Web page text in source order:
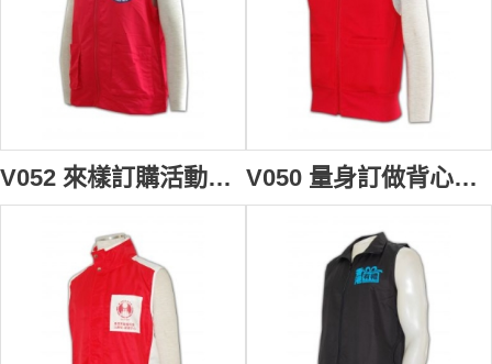
V052 來樣訂購活動背心外套 訂做推廣背心褸 拉鏈背心外套 背心批發商HK V050 量身訂做背心外套 訂製背心紙樣 宗教選舉 廟會寄付 背心外套設計 背心外套點襯專門店